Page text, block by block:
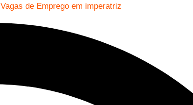
Vagas de Emprego em imperatriz